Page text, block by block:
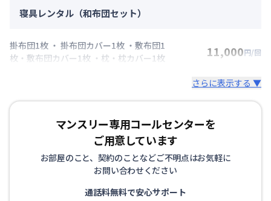
寝具レンタル（和布団セット）
掛布団1枚 ・ 掛布団カバー1枚 ・敷布団1
枚・敷布団カバー1枚 ・枕・枕カバー1枚
11,000円/回
さらに表示する ▼
マンスリー専用コールセンターを
ご用意しています
お部屋のこと、契約のことなどご不明点はお気軽に
お問い合わせください
通話料無料で安心サポート